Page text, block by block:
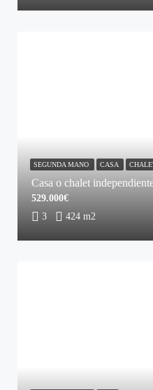
Casa o chalet
3 424 m2
529.000€
SEGUNDA MANO CASA